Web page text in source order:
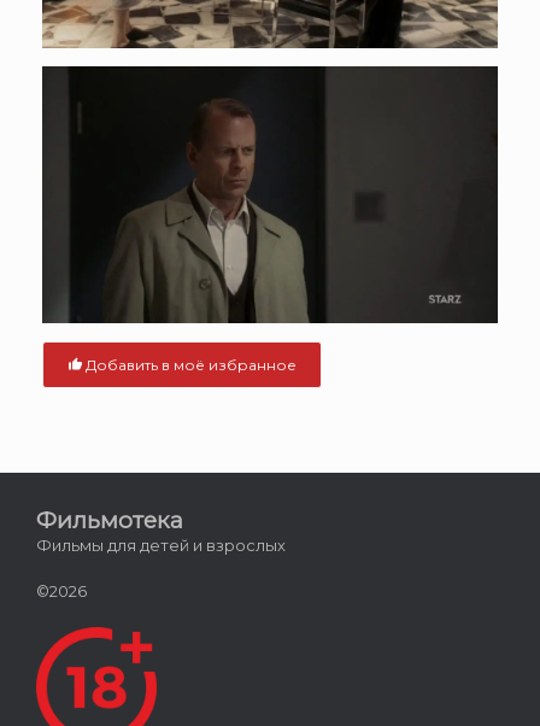
Добавить в моё избранное
Фильмотека
Фильмы для детей и взрослых
©2026